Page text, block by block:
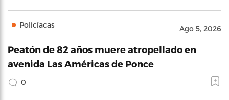
Policíacas Ago 5, 2026
Peatón de 82 años muere atropellado en
avenida Las Américas de Ponce
0